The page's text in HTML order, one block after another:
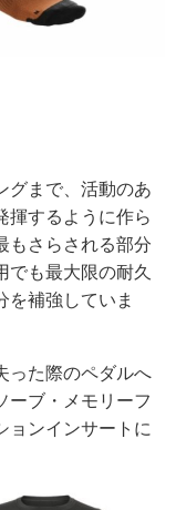
グまで、活動のあ
揮するように作ら
もさらされる部分
でも最大限の耐久
を補強していま
った際のペダルへ
ーブ・メモリーフ
ョンインサートに